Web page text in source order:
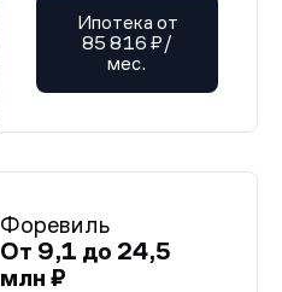
Ипотека от
85 816 ₽/
мес.
Форевиль
От 9,1 до 24,5
млн ₽